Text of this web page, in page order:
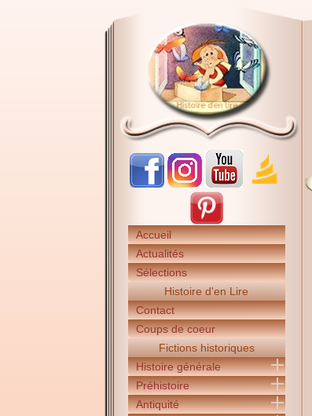
Accueil
Actualités
Sélections
Histoire d'en Lire
Contact
Coups de coeur
Fictions historiques
Histoire générale
Préhistoire
Antiquité